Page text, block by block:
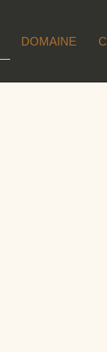
DOMAINE